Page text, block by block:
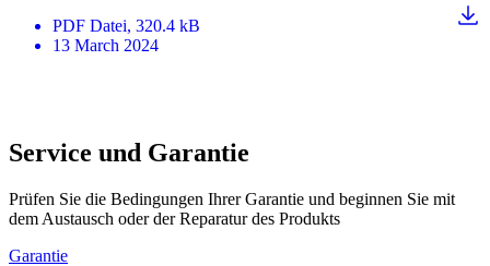
PDF Datei, 320.4 kB
13 March 2024
Service und Garantie
Prüfen Sie die Bedingungen Ihrer Garantie und beginnen Sie mit
dem Austausch oder der Reparatur des Produkts
Garantie